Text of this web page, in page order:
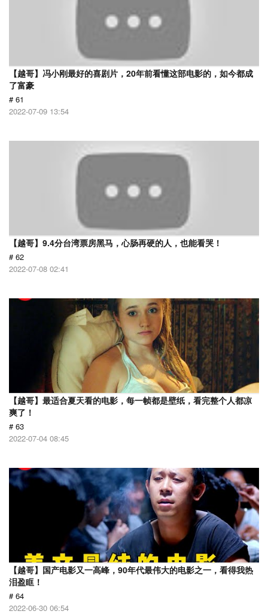
【越哥】冯小刚最好的喜剧片，20年前看懂这部电影的，如今都成
了富豪
# 61
2022-07-09 13:54
【越哥】9.4分台湾票房黑马，心肠再硬的人，也能看哭！
# 62
2022-07-08 02:41
【越哥】最适合夏天看的电影，每一帧都是壁纸，看完整个人都凉
爽了！
# 63
2022-07-04 08:45
【越哥】国产电影又一高峰，90年代最伟大的电影之一，看得我热
泪盈眶！
# 64
2022-06-30 06:54